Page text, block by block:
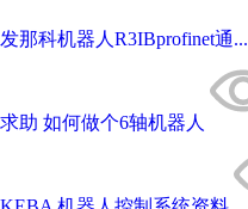
发那科机器人R3IBprofinet通...
求助 如何做个6轴机器人